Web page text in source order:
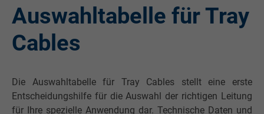
Auswahltabelle für Tray
Cables
Die Auswahltabelle für Tray Cables stellt eine erste
Entscheidungshilfe für die Auswahl der richtigen Leitung
für Ihre spezielle Anwendung dar. Technische Daten und